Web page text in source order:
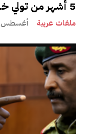
5 أشهر من تولي خلافة إيران
ملفات عربية أغسطس 6, 2026